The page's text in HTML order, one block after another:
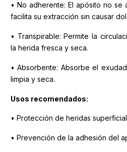
• No adherente: El apósito no
facilita su extracción sin causar
• Transpirable: Permite la
la herida fresca y seca.
• Absorbente: Absorbe el
limpia y seca.
Usos recomendados:
• Protección de heridas
• Prevención de la adhesión del